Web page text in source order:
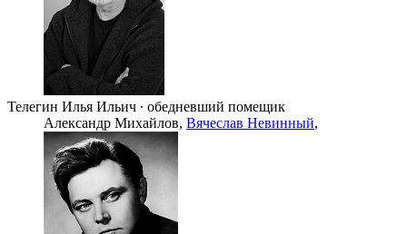
Телегин Илья Ильич ∙ обедневший помещик
Александр Михайлов, Вячеслав Невинный,